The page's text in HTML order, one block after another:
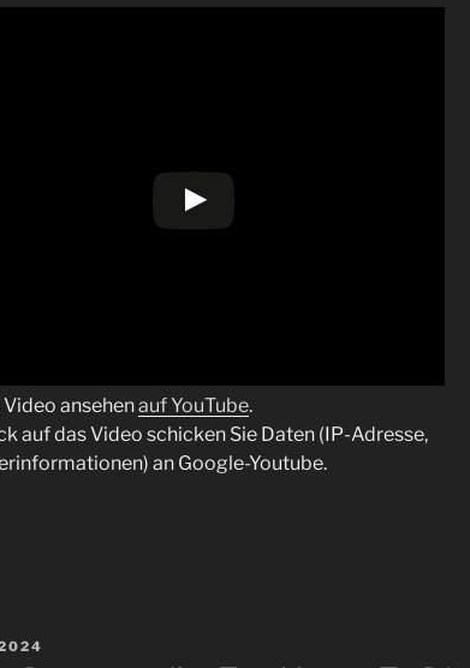
Video ansehenauf YouTube.
auf das Video schicken Sie Daten (IP-Adresse,
an Google-Youtube.